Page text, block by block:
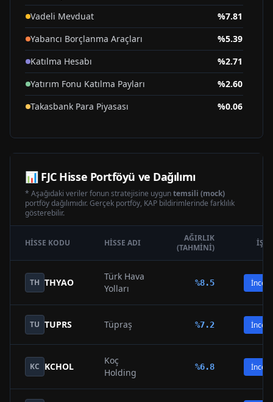
Vadeli Mevduat
%7.81
Yabancı Borçlanma Araçları
%5.39
Katılma Hesabı
%2.71
Yatırım Fonu Katılma Payları
%2.60
Takasbank Para Piyasası
%0.06
📊 FJCHisse Portföyü ve Dağılımı
* Aşağıdaki veriler fonun stratejisine uyguntemsili (mock)
portföy dağılımıdır. Gerçek portföy, KAP bildirimlerinde farklılık
gösterebilir.
HISSE KODU HISSE ADI
AĞIRLIK
(TAHMINI)
TH THYAO
Türk Hava
Yolları
%8.5 İncele
TU TUPRS Tüpraş %7.2 İncele
KC KCHOL
Koç
Holding
%6.8 İncele